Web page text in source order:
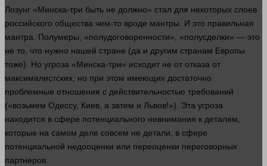
Лозунг «Минска-три быть не должно» стал для некоторых слоев
российского общества чем-то вроде мантры. И это правильная
мантра. Полумеры, «полудоговоренности», «полусделки» — это
не то, что нужно нашей стране (да и другим странам Европы
тоже). Но угроза «Минска-три» исходит не от отказа от
максималистских, но при этом имеющих достаточно
проблемные отношения с действительностью требований
(«возьмем Одессу, Киев, а затем и Львов!»). Эта угроза
находится в сфере потенциального невнимания к деталям,
которые на самом деле совсем не детали, в сфере
потенциальной недооценки или переоценки переговорных
партнеров.